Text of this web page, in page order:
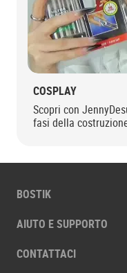
COSPLAY
Scopri con
fasi della
BOSTIK
AIUTO E SUPPORTO
CONTATTACI